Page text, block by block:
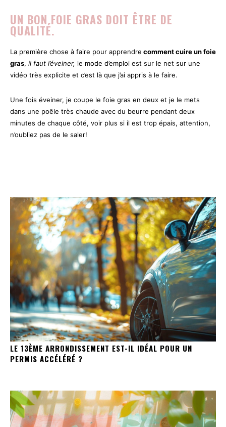
UN BON FOIE GRAS DOIT ÊTRE DE
QUALITÉ.
La première chose à faire pour apprendre comment cuire un foie
gras, il faut l’éveiner, le mode d’emploi est sur le net sur une
vidéo très explicite et c’est là que j’ai appris à le faire.
Une fois éveiner, je coupe le foie gras en deux et je le mets
dans une poêle très chaude avec du beurre pendant deux
minutes de chaque côté, voir plus si il est trop épais, attention,
n’oubliez pas de le saler!
LE 13ÈME ARRONDISSEMENT EST-IL IDÉAL POUR UN
PERMIS ACCÉLÉRÉ ?